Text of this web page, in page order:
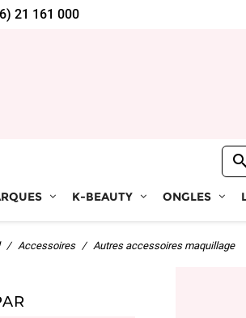
21 161 000
K-BEAUTY ONGLES
Accessoires Autres accessoires maquillage